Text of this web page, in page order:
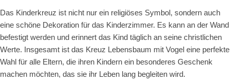
Das Kinderkreuz ist nicht nur ein religiöses Symbol, sondern auch
eine schöne Dekoration für das Kinderzimmer. Es kann an der Wand
befestigt werden und erinnert das Kind täglich an seine christlichen
Werte. Insgesamt ist das Kreuz Lebensbaum mit Vogel eine perfekte
Wahl für alle Eltern, die ihren Kindern ein besonderes Geschenk
machen möchten, das sie ihr Leben lang begleiten wird.